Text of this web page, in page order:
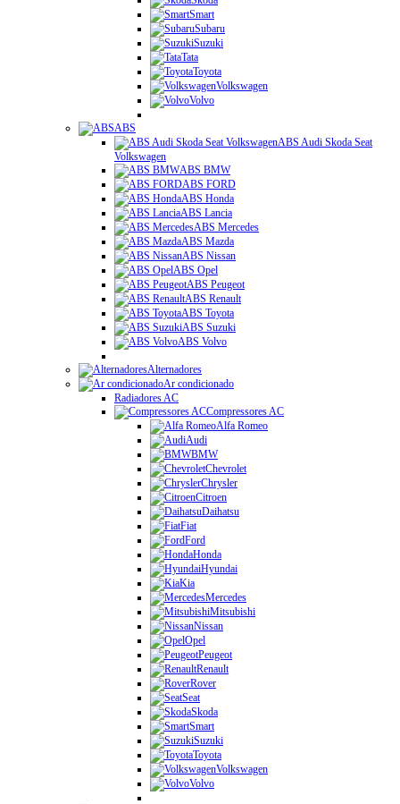
Smart
Subaru
Suzuki
Tata
Toyota
Volkswagen
Volvo
ABS
ABS Audi Skoda Seat
Volkswagen
ABS BMW
ABS FORD
ABS Honda
ABS Lancia
ABS Mercedes
ABS Mazda
ABS Nissan
ABS Opel
ABS Peugeot
ABS Renault
ABS Toyota
ABS Suzuki
ABS Volvo
Alternadores
Ar condicionado
Radiadores AC
Compressores AC
Alfa Romeo
Audi
BMW
Chevrolet
Chrysler
Citroen
Daihatsu
Fiat
Ford
Honda
Hyundai
Kia
Mercedes
Mitsubishi
Nissan
Opel
Peugeot
Renault
Rover
Seat
Skoda
Smart
Suzuki
Toyota
Volkswagen
Volvo